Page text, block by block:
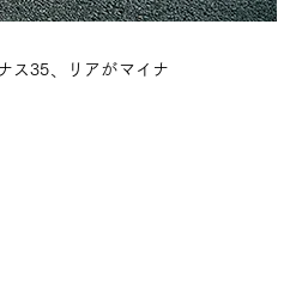
ス35、リアがマイナ